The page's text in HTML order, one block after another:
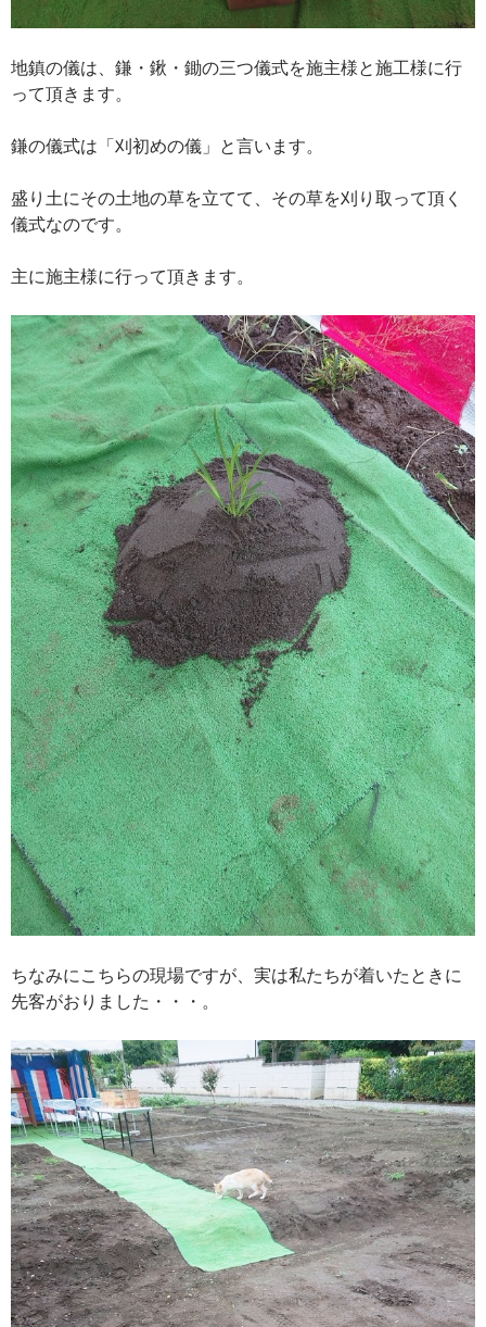
地鎮の儀は、鎌・鍬・鋤の三つ儀式を施主様と施工様に行
って頂きます。
鎌の儀式は「刈初めの儀」と言います。
盛り土にその土地の草を立てて、その草を刈り取って頂く
儀式なのです。
主に施主様に行って頂きます。
ちなみにこちらの現場ですが、実は私たちが着いたときに
先客がおりました・・・。